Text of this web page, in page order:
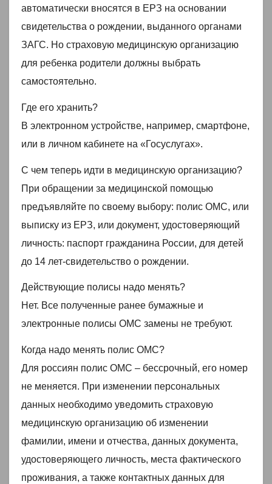
автоматически вносятся в ЕРЗ на основании
свидетельства о рождении, выданного органами
ЗАГС. Но страховую медицинскую организацию
для ребенка родители должны выбрать
самостоятельно.
Где его хранить?
В электронном устройстве, например, смартфоне,
или в личном кабинете на «Госуслугах».
С чем теперь идти в медицинскую организацию?
При обращении за медицинской помощью
предъявляйте по своему выбору: полис ОМС, или
выписку из ЕРЗ, или документ, удостоверяющий
личность: паспорт гражданина России, для детей
до 14 лет-свидетельство о рождении.
Действующие полисы надо менять?
Нет. Все полученные ранее бумажные и
электронные полисы ОМС замены не требуют.
Когда надо менять полис ОМС?
Для россиян полис ОМС – бессрочный, его номер
не меняется. При изменении персональных
данных необходимо уведомить страховую
медицинскую организацию об изменении
фамилии, имени и отчества, данных документа,
удостоверяющего личность, места фактического
проживания, а также контактных данных для